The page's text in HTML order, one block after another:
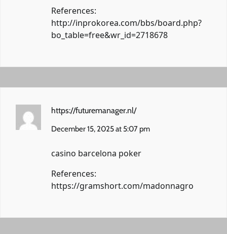
References:
http://inprokorea.com/bbs/board.php?
bo_table=free&wr_id=2718678
https://futuremanager.nl/
December 15, 2025 at 5:07 pm
casino barcelona poker
References:
https://gramshort.com/madonnagro